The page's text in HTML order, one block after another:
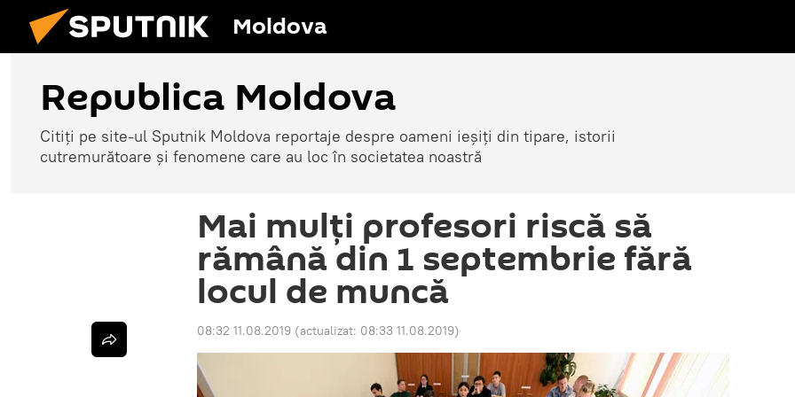
Moldova
Republica Moldova
Citiți pe site-ul Sputnik Moldova reportaje despre oameni ieșiți din tipare, istorii
cutremurătoare și fenomene care au loc în societatea noastră
Mai mulți profesori riscă să
rămână din 1 septembrie fără
locul de muncă
08:32 11.08.2019 (actualizat: 08:33 11.08.2019)